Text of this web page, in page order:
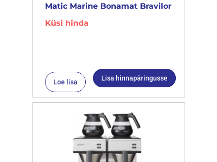
Matic Marine Bonamat Bravilor
Küsi hinda
Loe lisa Lisa hinnapäringusse